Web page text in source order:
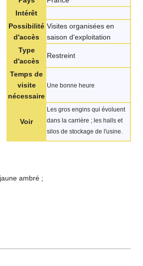
Intérêt
Possibilité
d'accès
Visites organisées en
saison d'exploitation
Type
d'accès
Restreint
Temps de
visite
nécessaire
Une bonne heure
Voir
Les gros engins qui évoluent
dans la carrière ; les halls et
silos de stockage de l'usine.
ambré ;